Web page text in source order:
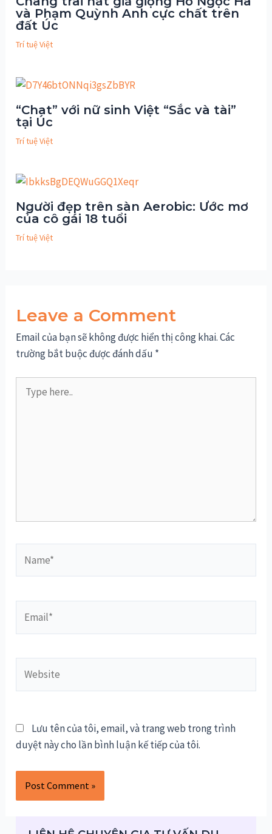
và Phạm Quỳnh Anh cực chất trên
đất Úc
Trí tuệ Việt
“Chat” với nữ sinh Việt “Sắc và tài”
tại Úc
Trí tuệ Việt
Người đẹp trên sàn Aerobic: Ước mơ
của cô gái 18 tuổi
Trí tuệ Việt
Leave a Comment
Email của bạn sẽ không được hiển thị công khai.Các
trường bắt buộc được đánh dấu *
Type
here..
Lưu tên của tôi, email, và trang web trong trình
duyệt này cho lần bình luận kế tiếp của tôi.